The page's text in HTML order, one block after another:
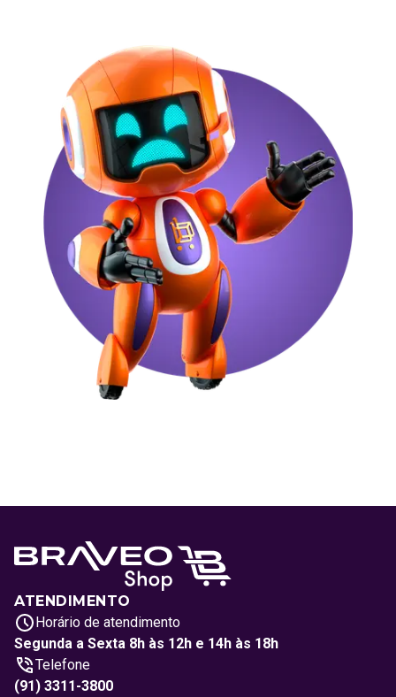
ATENDIMENTO
Horário de atendimento
Segunda a Sexta 8h às 12h e 14h às 18h
Telefone
(91) 3311-3800